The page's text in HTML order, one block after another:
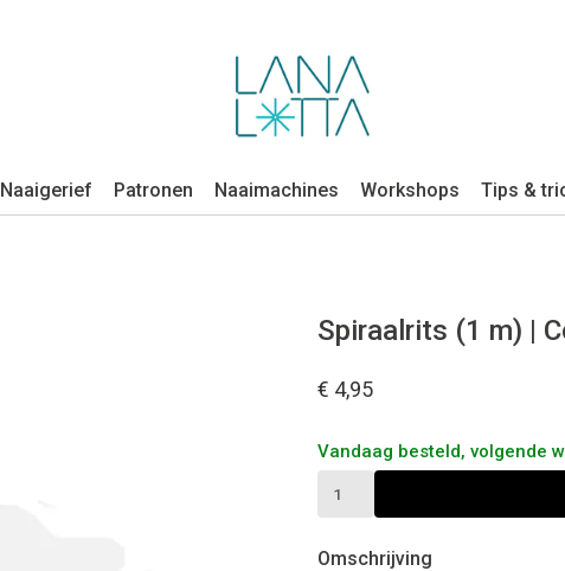
Naaigerief Patronen Naaimachines Workshops Tips &
Spiraalrits (1 m) |
€ 4,95
Vandaag besteld, volgende
Omschrijving